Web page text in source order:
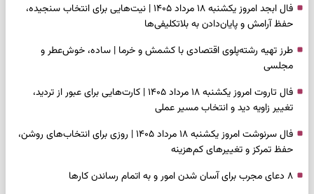
فال ابجد امروز یکشنبه ۱۸ مرداد ۱۴۰۵ | نیت‌هایی برای انتخاب سنجیده،
حفظ آرامش و پایان‌دادن به بلاتکلیفی‌ها
طرز تهیه رشته‌پلوی اقتصادی با کشمش و خرما | ساده، خوش‌عطر و
مجلسی
فال تاروت امروز یکشنبه ۱۸ مرداد ۱۴۰۵ | کارت‌هایی برای عبور از تردید،
تغییر زاویه دید و انتخاب مسیر عملی
فال سرنوشت امروز یکشنبه ۱۸ مرداد ۱۴۰۵ | روزی برای انتخاب‌های روشن،
حفظ تمرکز و تغییرهای کم‌هزینه
۸ دعای مجرب برای آسان شدن امور و به اتمام رساندن کار‌ها